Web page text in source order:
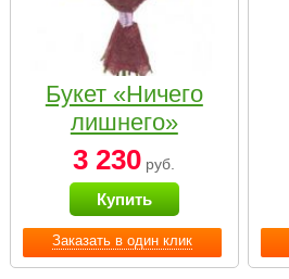
Заказать в один клик
Букет «Ничего
лишнего»
3 230 руб.
Купить